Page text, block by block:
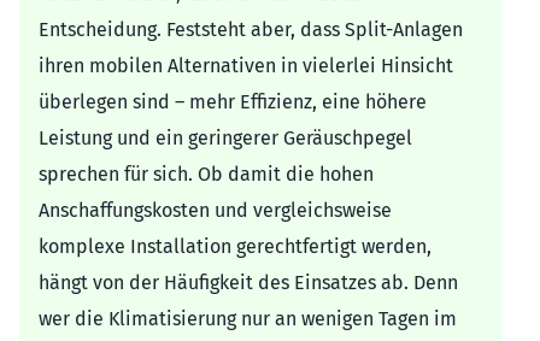
Entscheidung. Feststeht aber, dass Split-Anlagen
ihren mobilen Alternativen in vielerlei Hinsicht
überlegen sind – mehr Effizienz, eine höhere
Leistung und ein geringerer Geräuschpegel
sprechen für sich. Ob damit die hohen
Anschaffungskosten und vergleichsweise
komplexe Installation gerechtfertigt werden,
hängt von der Häufigkeit des Einsatzes ab. Denn
wer die Klimatisierung nur an wenigen Tagen im